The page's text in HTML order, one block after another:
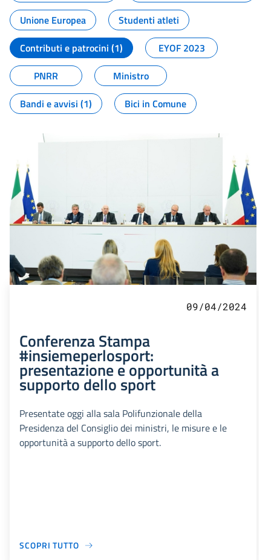
Unione Europea
Studenti atleti
Contributi e patrocini (1)
EYOF 2023
PNRR
Ministro
Bandi e avvisi (1)
Bici in Comune
09/04/2024
Conferenza Stampa
#insiemeperlosport:
presentazione e opportunità a
supporto dello sport
Presentate oggi alla sala Polifunzionale della
Presidenza del Consiglio dei ministri, le misure e le
opportunità a supporto dello sport.
SCOPRI TUTTO